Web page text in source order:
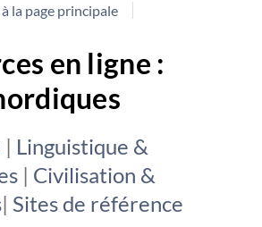
la page principale
en ligne :
| Linguistique &
| Civilisation &
| Sites de référence